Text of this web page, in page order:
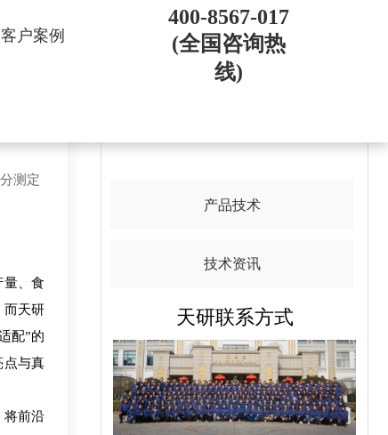
客户案例
400-8567-017
(全国咨询热
线)
测定
、食
而天研
配”的
点与真
将前沿
产品技术
技术资讯
天研联系方式